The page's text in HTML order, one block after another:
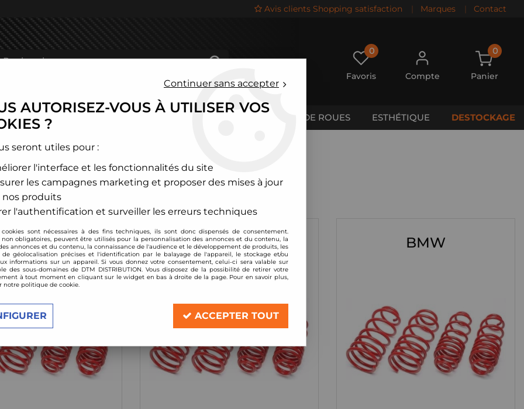
Avis clients Shopping satisfaction | Marques | Contact
0
Favoris Compte
0
Panier
CALES DE ROUES ESTHÉTIQUE DESTOCKAGE
RESSORTS COURTS
ROMEO AUDI BMW
Continuer sans accepter
AUTORISEZ-VOUS À UTILISER VOS
?
seront utiles pour :
l'interface et les fonctionnalités du site
les campagnes marketing et proposer des mises à jour
nos produits
l'authentification et surveiller les erreurs techniques
cookies sont nécessaires à des fins techniques, ils sont donc dispensés de consentement.
non obligatoires, peuvent être utilisés pour la personnalisation des annonces et du contenu, la
annonces et du contenu, la connaissance de l'audience et le développement de produits, les
de géolocalisation précises et l'identification par le balayage de l'appareil, le stockage et/ou
informations sur un appareil. Si vous donnez votre consentement, celui-ci sera valable sur
des sous-domaines de DTM DISTRIBUTION. Vous disposez de la possibilité de retirer votre
à tout moment en cliquant sur le widget en bas à droite de la page. Pour en savoir plus,
notre politique de cookie.
ACCEPTER TOUT